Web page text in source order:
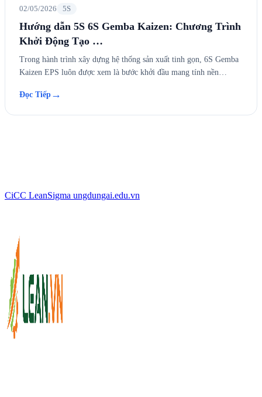
02/05/2026 5S
Hướng dẫn 5S 6S Gemba Kaizen: Chương Trình
Khởi Động Tạo …
Trong hành trình xây dựng hệ thống sản xuất tinh gọn, 6S Gemba
Kaizen EPS luôn được xem là bước khởi đầu mang tính nền…
Đọc Tiếp →
CiCC LeanSigma ungdungai.edu.vn